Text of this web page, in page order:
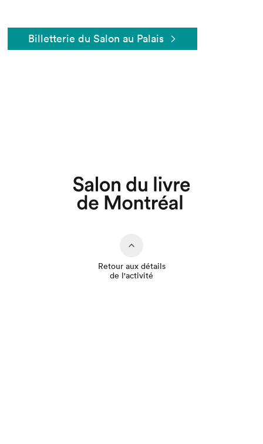
Billetterie du Salon au Palais
Retour aux détails
de l'activité